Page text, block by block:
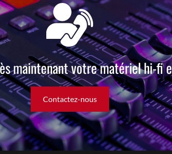
maintenant votre matériel hi-fi
Contactez-nous